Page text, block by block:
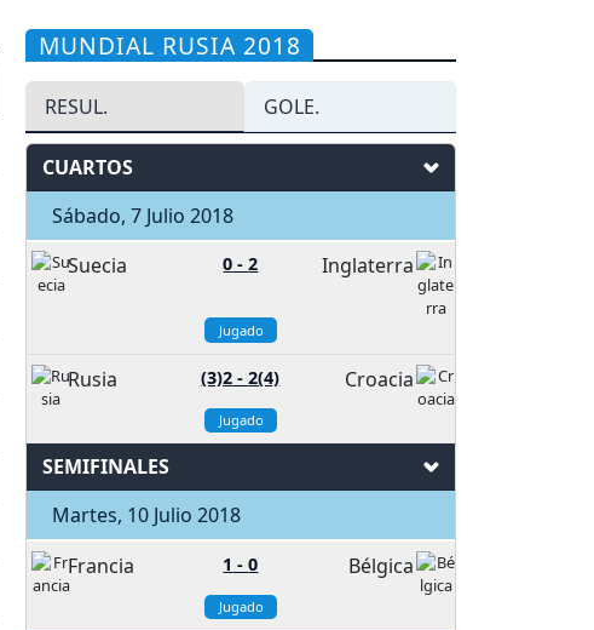
MUNDIAL RUSIA 2018
RESUL. GOLE.
CUARTOS
Sábado, 7 Julio 2018
Suecia
0 -2 Inglaterra
Jugado
Rusia (3)2 -2(4) Croacia
Jugado
SEMIFINALES
Martes, 10 Julio 2018
Francia
1 -0 Bélgica
Jugado